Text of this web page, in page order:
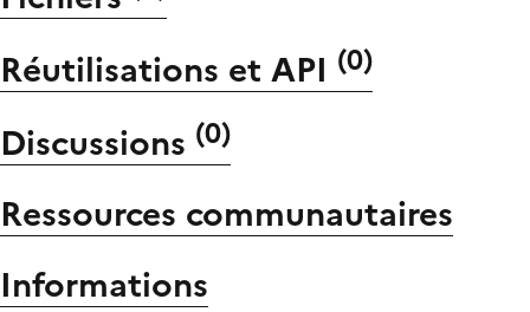
Réutilisations et API (0)
Discussions (0)
Ressources communautaires
Informations